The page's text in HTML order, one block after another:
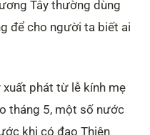
Tây thường dùng
để cho người ta biết ai
xuất phát từ lễ kính mẹ
tháng 5, một số nước
khi có đạo Thiên